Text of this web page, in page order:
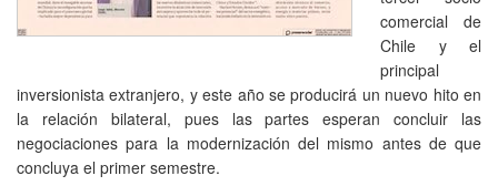
comercial de
Chile y el
principal
inversionista extranjero, y este año se producirá un nuevo hito en
la relación bilateral, pues las partes esperan concluir las
negociaciones para la modernización del mismo antes de que
concluya el primer semestre.